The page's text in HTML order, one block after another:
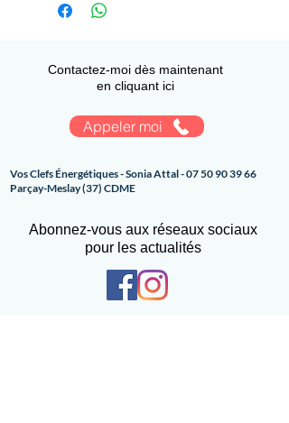
Contactez-moi dès maintenant
en cliquant ici
Appeler moi
Vos Clefs Énergétiques - Sonia Attal -07 50 90 39 66
Parçay-Meslay (37) CDME
Abonnez-vous aux réseaux sociaux
pour les actualités